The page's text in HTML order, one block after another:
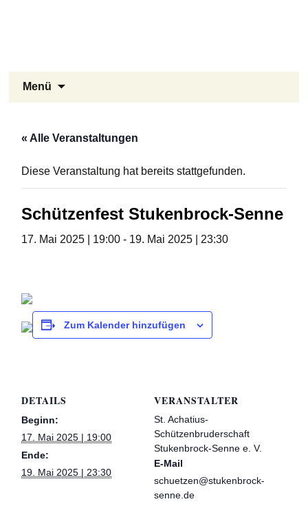
Menü
« Alle Veranstaltungen
Diese Veranstaltung hat bereits stattgefunden.
Schützenfest Stukenbrock-Senne
17. Mai 2025 | 19:00 - 19. Mai 2025 | 23:30
Zum Kalender hinzufügen
DETAILS
Beginn:
17. Mai 2025 | 19:00
Ende:
19. Mai 2025 | 23:30
VERANSTALTER
St. Achatius-
Schützenbruderschaft
Stukenbrock-Senne e. V.
E-Mail
schuetzen@stukenbrock-
senne.de